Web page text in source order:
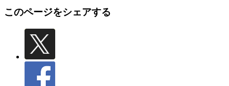
このページをシェアする